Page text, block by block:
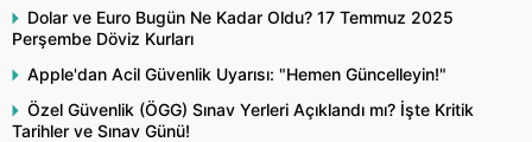
Dolar ve Euro Bugün Ne Kadar Oldu? 17 Temmuz 2025
Perşembe Döviz Kurları
Apple'dan Acil Güvenlik Uyarısı: "Hemen Güncelleyin!"
Özel Güvenlik (ÖGG) Sınav Yerleri Açıklandı mı? İşte Kritik
Tarihler ve Sınav Günü!